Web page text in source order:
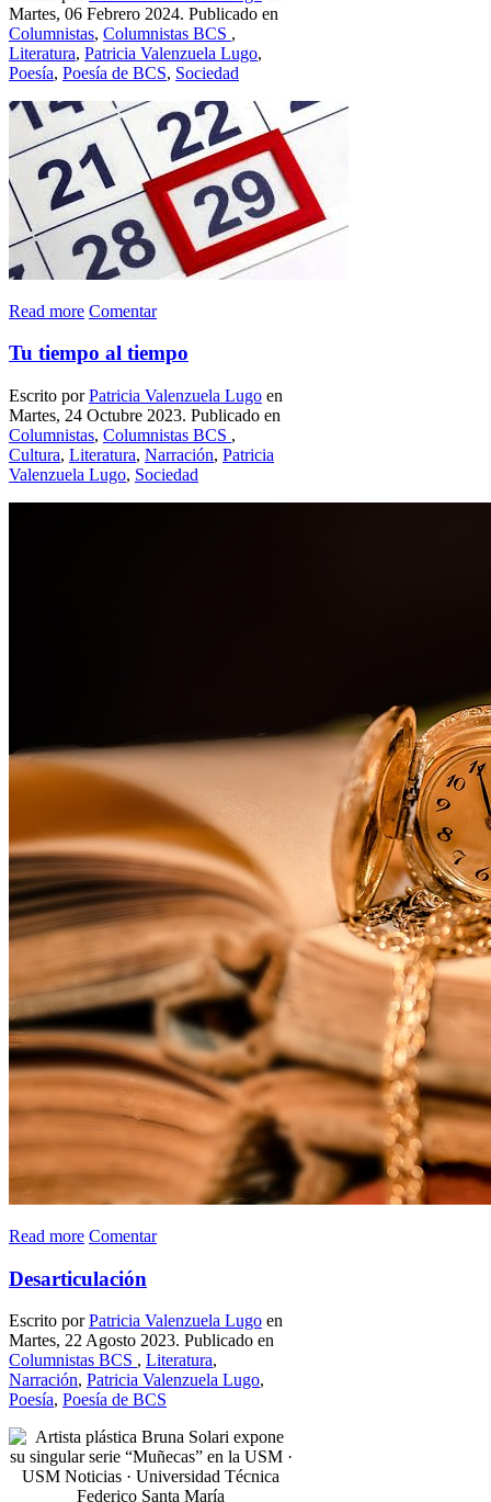
Martes, 06 Febrero 2024. Publicado en
Columnistas, Columnistas BCS ,
Literatura, Patricia Valenzuela Lugo,
Poesía, Poesía de BCS, Sociedad
Read more Comentar
Tu tiempo al tiempo
Escrito porPatricia Valenzuela Lugo en
Martes, 24 Octubre 2023. Publicado en
Columnistas, Columnistas BCS ,
Cultura, Literatura, Narración, Patricia
Valenzuela Lugo, Sociedad
Read more Comentar
Desarticulación
Escrito porPatricia Valenzuela Lugo en
Martes, 22 Agosto 2023. Publicado en
Columnistas BCS , Literatura,
Narración, Patricia Valenzuela Lugo,
Poesía, Poesía de BCS